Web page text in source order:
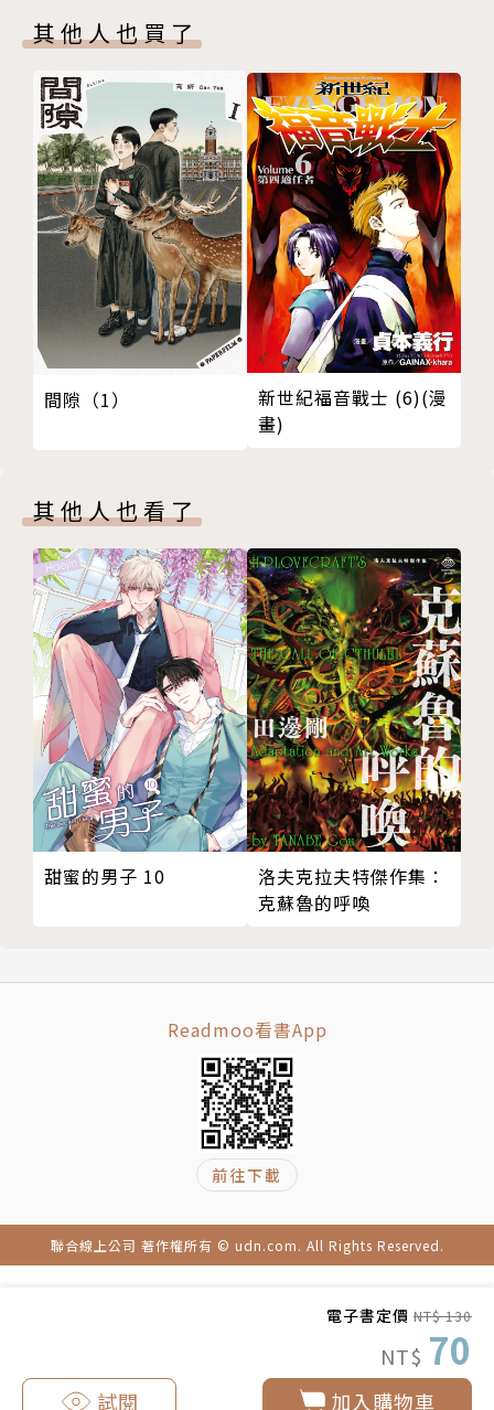
電子書定價 NT$ 130
NT$ 70
加入購物車
試閱
其他人也買了
間隙（1）
新世紀福音戰士 (6)(漫
畫)
其他人也看了
甜蜜的男子 10
洛夫克拉夫特傑作集：
克蘇魯的呼喚
Readmoo看書App
前往下載
聯合線上公司 著作權所有 © udn.com. All Rights Reserved.